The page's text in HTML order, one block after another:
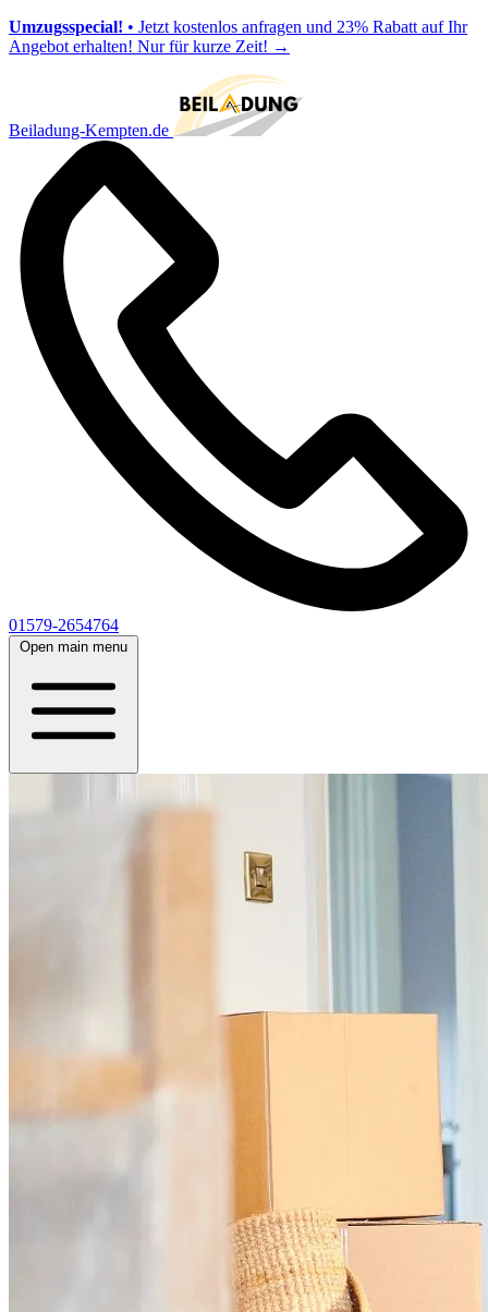
Umzugsspecial! • Jetzt kostenlos anfragen und 23% Rabatt auf Ihr
Angebot erhalten! Nur für kurze Zeit! →
Beiladung-Kempten.de
01579-2654764
Open main menu